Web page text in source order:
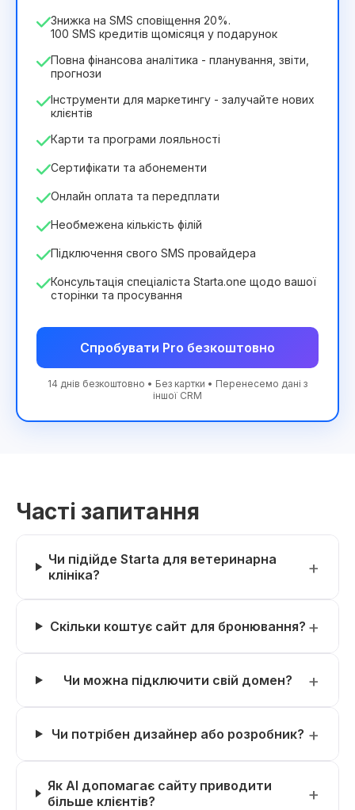
Знижка на SMS сповіщення 20%.
100 SMS кредитів щомісяця у подарунок
Повна фінансова аналітика - планування, звіти,
прогнози
Інструменти для маркетингу - залучайте нових
клієнтів
Карти та програми лояльності
Сертифікати та абонементи
Онлайн оплата та передплати
Необмежена кількість філій
Підключення свого SMS провайдера
Консультація спеціаліста Starta.one щодо вашої
сторінки та просування
Спробувати Pro безкоштовно
14 днів безкоштовно • Без картки • Перенесемо дані з
іншої CRM
Часті запитання
Чи підійде Starta для ветеринарна
клініка?
Скільки коштує сайт для бронювання?
Чи можна підключити свій домен?
Чи потрібен дизайнер або розробник?
Як AI допомагає сайту приводити
більше клієнтів?